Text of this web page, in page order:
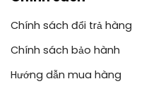
Chính sách đổi trả hàng
Chính sách bảo hành
Hướng dẫn mua hàng